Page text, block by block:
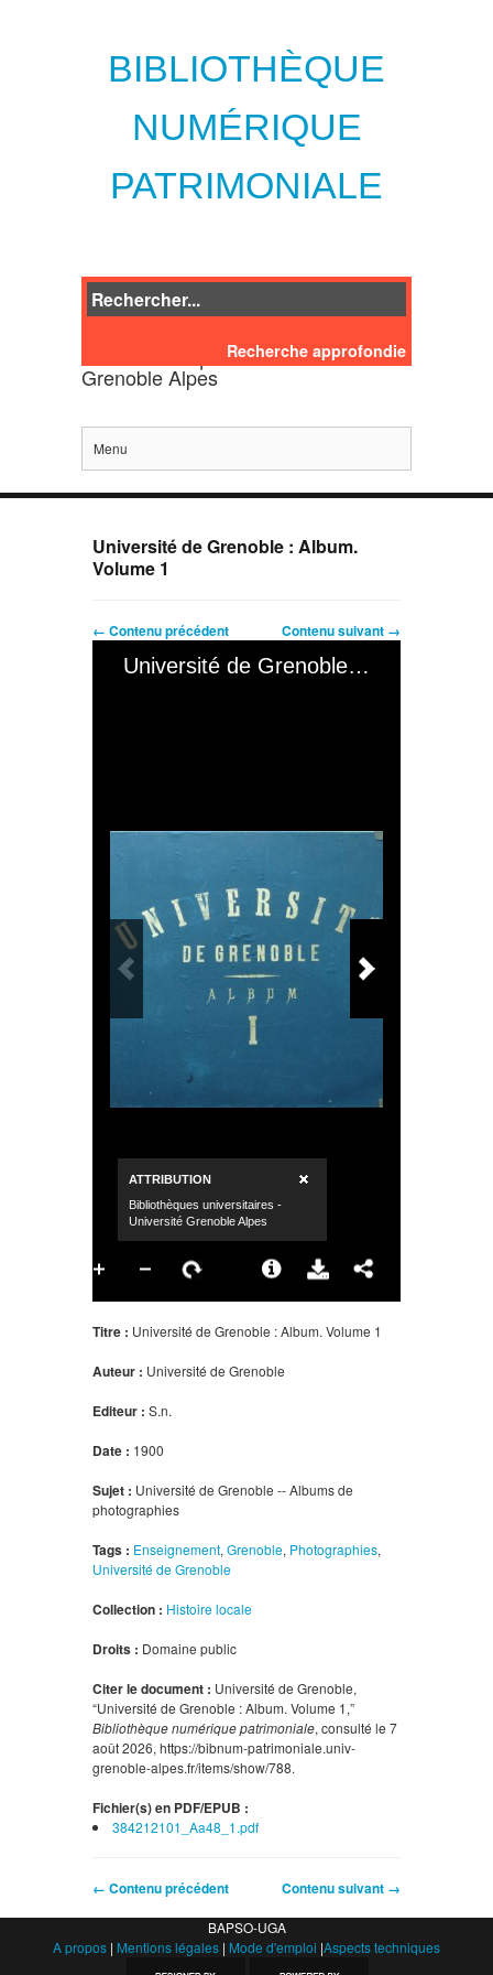
BIBLIOTHÈQUE
NUMÉRIQUE
PATRIMONIALE
des bibliothèques de l'Université
Grenoble Alpes
Recherche approfondie
Menu
Université de Grenoble : Album.
Volume 1
← Contenu précédent Contenu suivant →
Titre : Université de Grenoble : Album. Volume 1
Auteur : Université de Grenoble
Editeur : S.n.
Date : 1900
Sujet : Université de Grenoble -- Albums de
photographies
Tags : Enseignement, Grenoble, Photographies,
Université de Grenoble
Collection : Histoire locale
Droits : Domaine public
Citer le document : Université de Grenoble,
“Université de Grenoble : Album. Volume 1,”
Bibliothèque numérique patrimoniale, consulté le 7
août 2026, https://bibnum-patrimoniale.univ-
grenoble-alpes.fr/items/show/788.
Fichier(s) en PDF/EPUB :
384212101_Aa48_1.pdf
← Contenu précédent Contenu suivant →
BAPSO-UGA
A propos | Mentions légales | Mode d'emploi |Aspects techniques